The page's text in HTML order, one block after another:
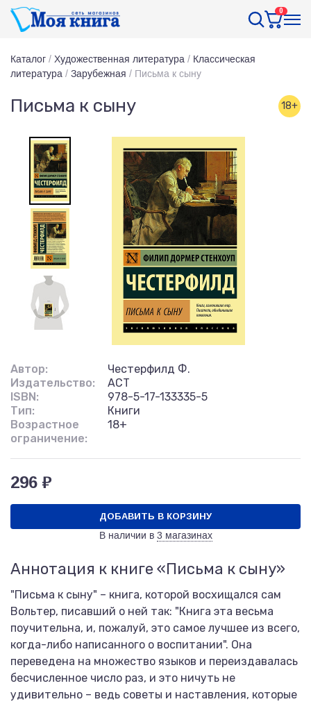
0
Каталог / Художественная литература / Классическая
литература / Зарубежная / Письма к сыну
Письма к сыну 18+
Автор:
Честерфилд Ф.
Издательство:
АСТ
ISBN:
978-5-17-133335-5
Тип:
Книги
Возрастное
ограничение:
18+
296 ₽
ДОБАВИТЬ В КОРЗИНУ
В наличии в 3 магазинах
Аннотация к книге «Письма к сыну»
"Письма к сыну" – книга, которой восхищался сам
Вольтер, писавший о ней так: "Книга эта весьма
поучительна, и, пожалуй, это самое лучшее из всего,
когда-либо написанного о воспитании". Она
переведена на множество языков и переиздавалась
бесчисленное число раз, и это ничуть не
удивительно – ведь советы и наставления, которые